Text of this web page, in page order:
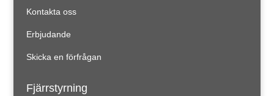
Kontakta oss
Erbjudande
Skicka en förfrågan
Fjärrstyrning